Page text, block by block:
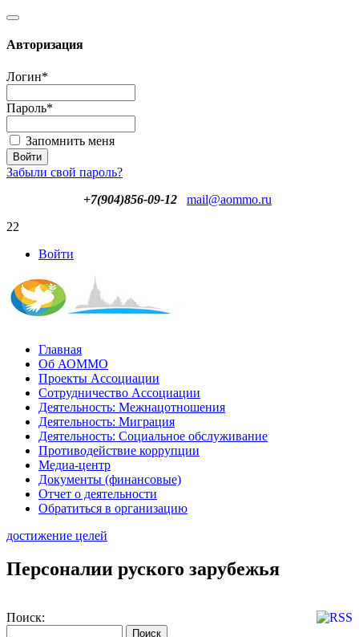
Авторизация
Логин*
Пароль*
Запомнить меня
Забыли свой пароль?
+7(904)856-09-12
mail@aommo.ru
22
Войти
Главная
Об АОММО
Проекты Ассоциации
Сотрудничество Ассоциации
Деятельность: Межнацотношения
Деятельность: Миграция
Деятельность: Социальное обслуживание
Противодействие коррупции
Медиа-центр
Документы (финансовые)
Отчет о деятельности
Обратиться в организацию
достижение целей
Персоналии руского зарубежья
Поиск: